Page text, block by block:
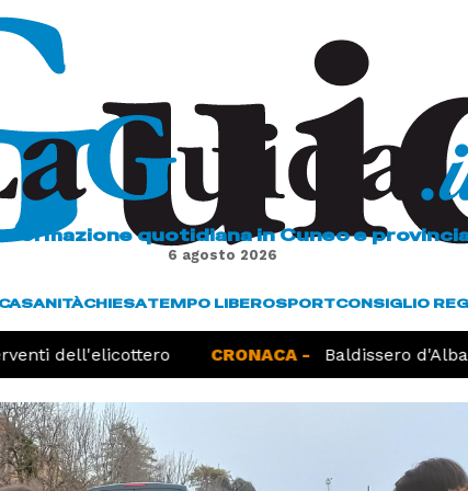
quotidiana in Cuneo e
6 agosto 2026
SANITÀCHIESATEMPO LIBEROSPORTCONSIGLIO
dell'elicottero CRONACA - Baldissero d'Alba,